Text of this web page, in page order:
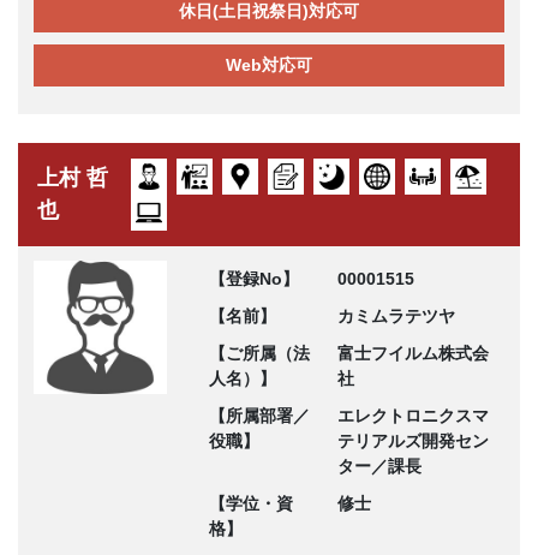
休日(土日祝祭日)対応可
Web対応可
上村 哲
也
【登録No】
00001515
【名前】
カミムラテツヤ
【ご所属（法
人名）】
富士フイルム株式会
社
【所属部署／
役職】
エレクトロニクスマ
テリアルズ開発セン
ター／課長
【学位・資
格】
修士